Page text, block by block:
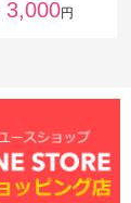
3,000円